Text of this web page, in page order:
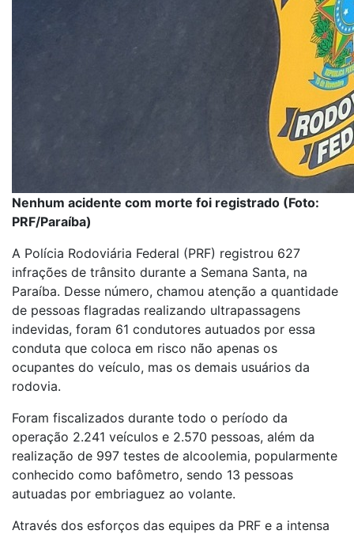
Nenhum acidente com morte foi registrado (Foto:
PRF/Paraíba)
A Polícia Rodoviária Federal (PRF) registrou 627
infrações de trânsito durante a Semana Santa, na
Paraíba. Desse número, chamou atenção a quantidade
de pessoas flagradas realizando ultrapassagens
indevidas, foram 61 condutores autuados por essa
conduta que coloca em risco não apenas os
ocupantes do veículo, mas os demais usuários da
rodovia.
Foram fiscalizados durante todo o período da
operação 2.241 veículos e 2.570 pessoas, além da
realização de 997 testes de alcoolemia, popularmente
conhecido como bafômetro, sendo 13 pessoas
autuadas por embriaguez ao volante.
Através dos esforços das equipes da PRF e a intensa